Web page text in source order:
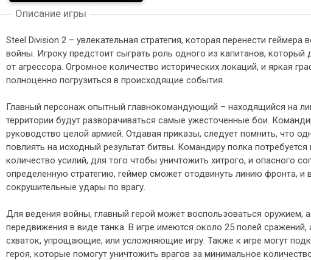
Описание игры
Steel Division 2 – увлекательная стратегия, которая перенести
войны. Игроку предстоит сыграть роль одного из капитанов,
от агрессора. Огромное количество исторических локаций, и яркая
полноценно погрузиться в происходящие события.
Главный персонаж опытный главнокомандующий – находящийся на
территории будут разворачиваться самые ужесточенные бои.
руководство целой армией. Отдавая приказы, следует помнить, что
повлиять на исходный результат битвы. Командиру полка
количество усилий, для того чтобы уничтожить хитрого, и опасного
определенную стратегию, геймер сможет отодвинуть линию фронта, и
сокрушительные удары по врагу.
Для ведения войны, главный герой может воспользоваться оружием,
передвижения в виде танка. В игре имеются около 25 полей
схваток, упрощающие, или усложняющие игру. Также к игре могут
героя, которые помогут уничтожить врагов за минимальное